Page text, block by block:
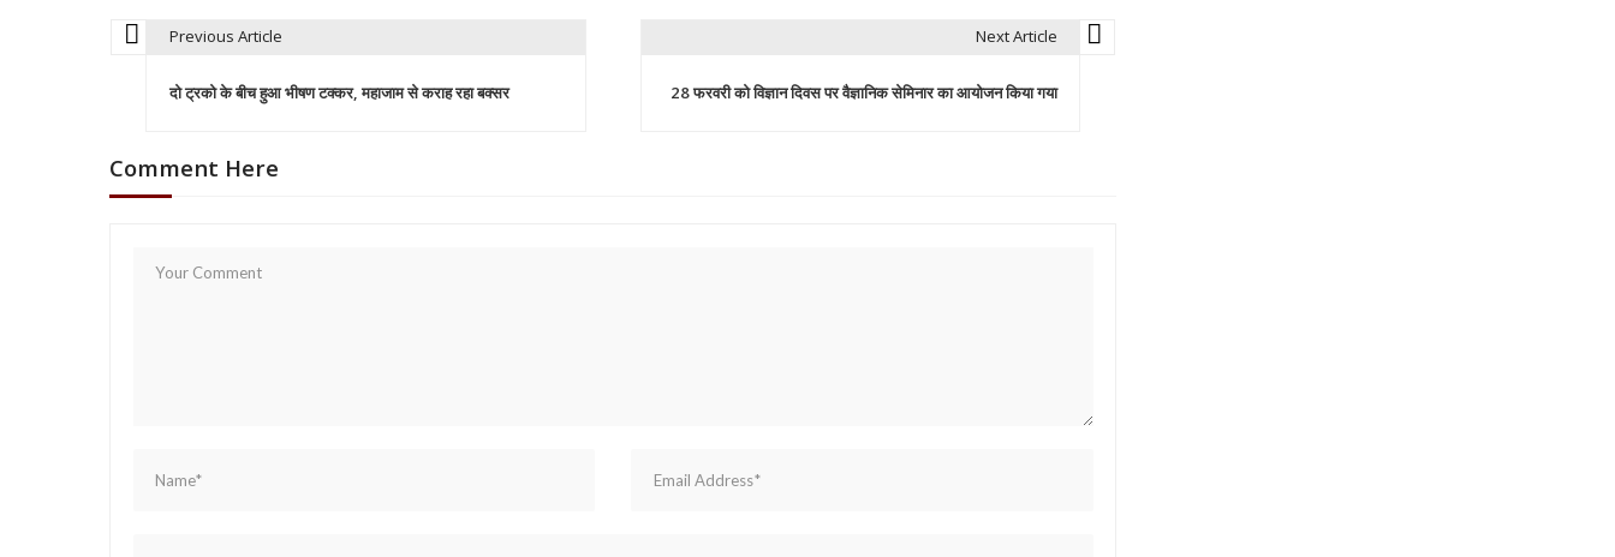
s
Previous Article
दो ट्रको के बीच हुआ भीषण टक्कर, महाजाम से कराह रहा बक्सर
Next Article
28 फरवरी को विज्ञान दिवस पर वैज्ञानिक सेमिनार का आयोजन किया गया
Comment Here